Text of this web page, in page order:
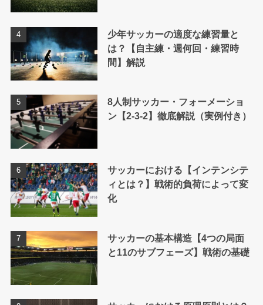
少年サッカーの適度な練習量と
は？【自主練・週何回・練習時
間】解説
8人制サッカー・フォーメーショ
ン【2-3-2】徹底解説（実例付き）
サッカーにおける【インテンシテ
ィとは？】戦術的負荷によって変
化
サッカーの基本構造【4つの局面
と11のサブフェーズ】戦術の基礎